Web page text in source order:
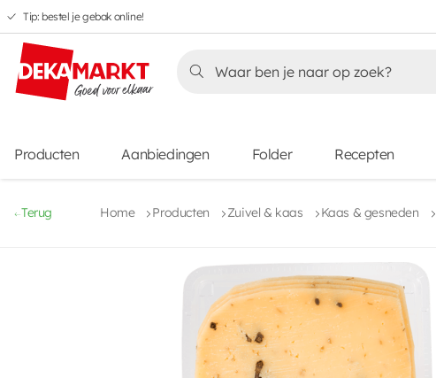
Overslaan
naar
hoofdnavigatie
Overslaan
naar
hoofdinhoud
Overslaan
naar
voettekstinhoud
Overslaan
naar
aanbiedingen
Tip: bestel je gebak online!
Producten Aanbiedingen Folder Recepten
Terug Home Producten Zuivel & kaas Kaas & gesneden